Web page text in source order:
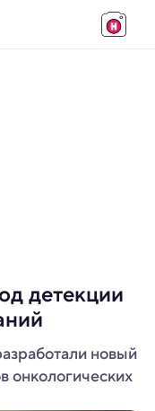
детекции
новый
онкологических